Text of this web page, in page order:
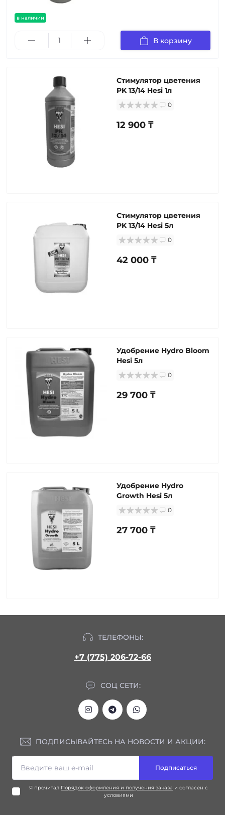
в наличии
В корзину
Стимулятор цветения
PK 13/14 Hesi 1л
0
12 900 ₸
Стимулятор цветения
PK 13/14 Hesi 5л
0
42 000 ₸
Удобрение Hydro Bloom
Hesi 5л
0
29 700 ₸
Удобрение Hydro
Growth Hesi 5л
0
27 700 ₸
ТЕЛЕФОНЫ:
+7 (775) 206-72-66
СОЦ СЕТИ:
ПОДПИСЫВАЙТЕСЬ НА НОВОСТИ И АКЦИИ:
Подписаться
Я прочитал Порядок оформления и получения заказа и согласен с
условиями